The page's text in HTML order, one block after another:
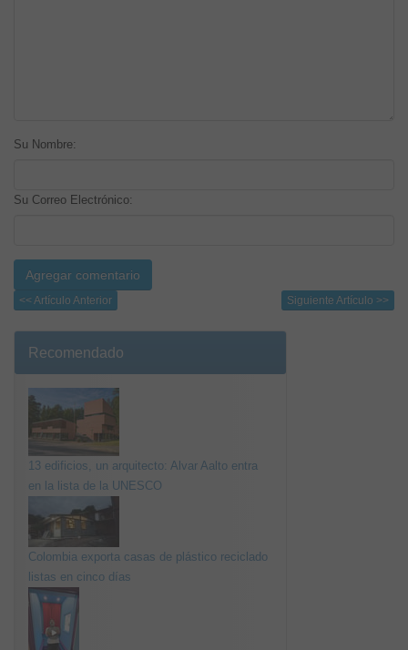
Su Nombre:
Su Correo Electrónico:
<< Artículo Anterior Siguiente Artículo >>
Recomendado
13 edificios, un arquitecto: Alvar Aalto entra
en la lista de la UNESCO
Colombia exporta casas de plástico reciclado
listas en cinco días